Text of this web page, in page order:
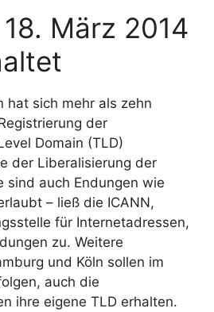
März 2014
hat sich mehr als zehn
der
Domain (TLD)
der Liberalisierung der
sind auch Endungen wie
– ließ die ICANN,
für Internetadressen,
zu. Weitere
und Köln sollen im
auch die
ihre eigene TLD erhalten.